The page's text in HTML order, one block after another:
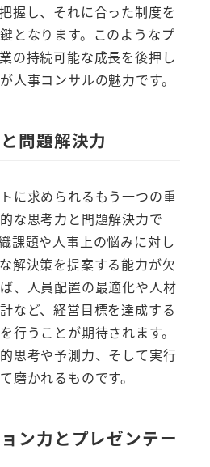
握し、それに合った制度を
となります。このようなプ
の持続可能な成長を後押し
人事コンサルの魅力です。
問題解決力
に求められるもう一つの重
な思考力と問題解決力で
課題や人事上の悩みに対し
解決策を提案する能力が欠
、人員配置の最適化や人材
など、経営目標を達成する
行うことが期待されます。
思考や予測力、そして実行
磨かれるものです。
ン力とプレゼンテー